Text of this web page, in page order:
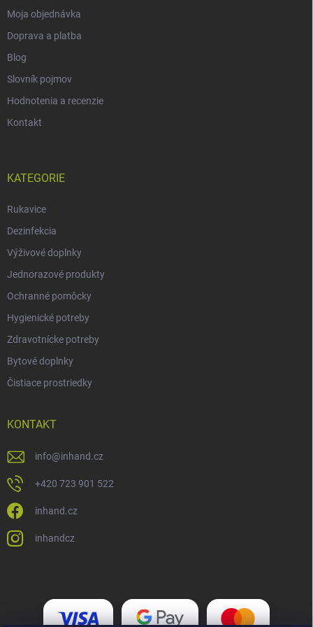
Moja objednávka
Doprava a platba
Blog
Slovník pojmov
Hodnotenia a recenzie
Kontakt
KATEGORIE
Rukavice
Dezinfekcia
Výživové doplnky
Jednorazové produkty
Ochranné pomôcky
Hygienické potreby
Zdravotnícke potreby
Bytové doplnky
Čistiace prostriedky
KONTAKT
info@inhand.cz
+420 723 901 522
inhand.cz
inhandcz